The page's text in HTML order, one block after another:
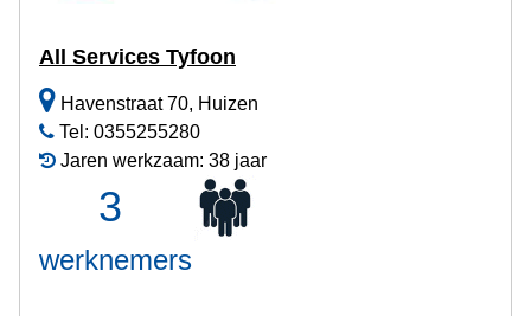
All Services Tyfoon
Havenstraat 70, Huizen
Tel: 0355255280
Jaren werkzaam: 38 jaar
3
werknemers